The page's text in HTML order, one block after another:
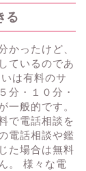
る
かったけど、
ているのであ
は有料のサ
分・１０分・
一般的です。
で電話相談を
電話相談や鑑
た場合は無料
。 様々な電